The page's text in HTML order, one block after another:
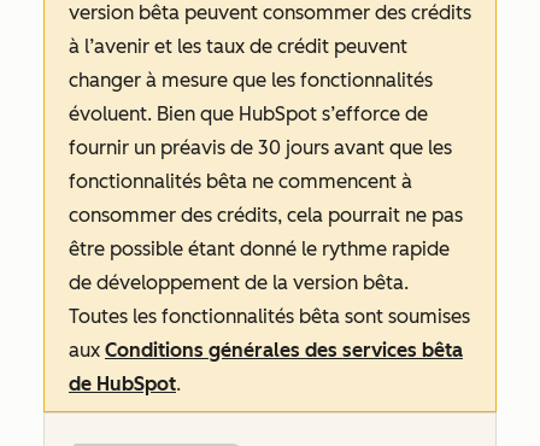
version bêta peuvent consommer des crédits
à l’avenir et les taux de crédit peuvent
changer à mesure que les fonctionnalités
évoluent. Bien que HubSpot s’efforce de
fournir un préavis de 30 jours avant que les
fonctionnalités bêta ne commencent à
consommer des crédits, cela pourrait ne pas
être possible étant donné le rythme rapide
de développement de la version bêta.
Toutes les fonctionnalités bêta sont soumises
aux Conditions générales des services bêta
de HubSpot.